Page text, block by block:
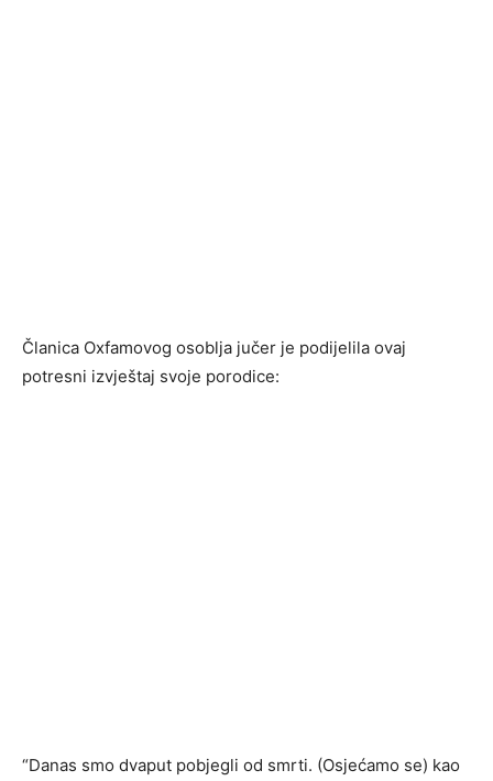
Članica Oxfamovog osoblja jučer je podijelila ovaj
potresni izvještaj svoje porodice:
“Danas smo dvaput pobjegli od smrti. (Osjećamo se) kao